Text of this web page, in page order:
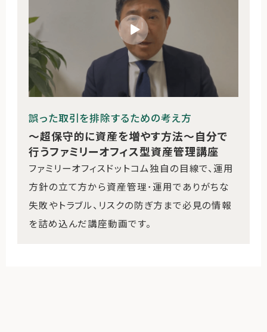
誤った取引を排除するための考え方
〜超保守的に資産を増やす方法〜自分で
行うファミリーオフィス型資産管理講座
ファミリーオフィスドットコム独自の目線で、運用
方針の立て方から資産管理･運用でありがちな
失敗やトラブル、リスクの防ぎ方まで必見の情報
を詰め込んだ講座動画です。